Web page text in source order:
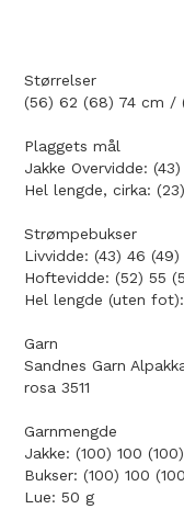
Størrelser
(56) 62 (68) 74 cm /
Plaggets mål
Jakke Overvidde:
Hel lengde, cirka:
Strømpebukser
Livvidde: (43) 46
Hoftevidde: (52) 55
Hel lengde (uten
Garn
Sandnes Garn
rosa 3511
Garnmengde
Jakke: (100) 100
Bukser: (100) 100
Lue: 50 g